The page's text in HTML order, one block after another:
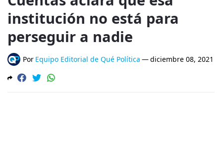
institución no está para
perseguir a nadie
Por Equipo Editorial de Qué Política —diciembre 08, 2021